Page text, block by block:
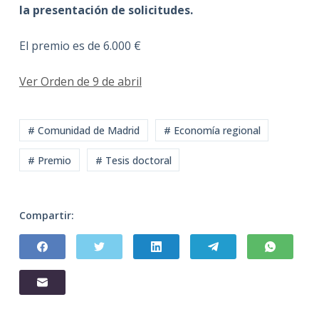
la presentación de solicitudes.
El premio es de 6.000 €
Ver Orden de 9 de abril
# Comunidad de Madrid # Economía regional
# Premio # Tesis doctoral
Compartir: